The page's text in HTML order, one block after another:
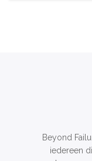
Beyond
iedereen